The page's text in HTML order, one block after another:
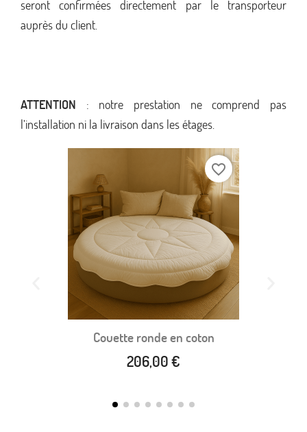
seront confirmées directement par le transporteur
auprès du client.
ATTENTION : notre prestation ne comprend pas
l’installation ni la livraison dans les étages.
Couette ronde en coton
206,00 €
favorite_border